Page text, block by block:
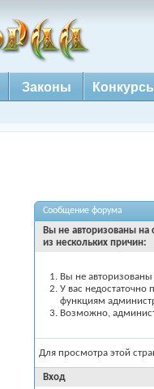
Законы
Сообщение форума
Вы не авторизованы на
из нескольких причин:
Вы не
У вас недостаточно
функциям
Возможно,
Для просмотра этой
Вход